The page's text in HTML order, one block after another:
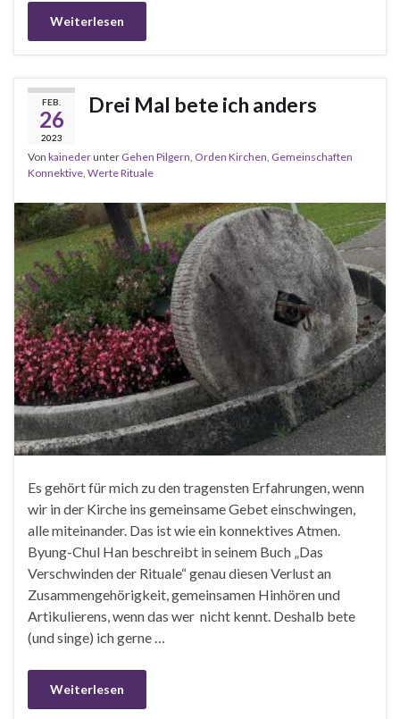
Weiterlesen
FEB.
26
2023
Drei Mal bete ich anders
Von kainederunter Gehen Pilgern Orden Kirchen Gemeinschaften
Konnektive Werte Rituale
Es gehört für mich zu den tragensten Erfahrungen, wenn
wir in der Kirche ins gemeinsame Gebet einschwingen,
alle miteinander. Das ist wie ein konnektives Atmen.
Byung-Chul Han beschreibt in seinem Buch „Das
Verschwinden der Rituale“ genau diesen Verlust an
Zusammengehörigkeit, gemeinsamen Hinhören und
Artikulierens, wenn das wer nicht kennt. Deshalb bete
(und singe) ich gerne …
Weiterlesen